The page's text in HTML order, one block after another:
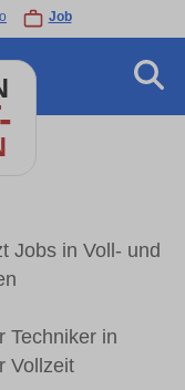
Job
Jobs in Voll- und
Techniker in
Vollzeit